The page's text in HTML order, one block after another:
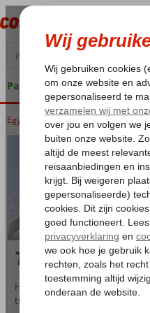
Pakketgarantie
Home
Egypte Rode Zee Sharm el Sheikh
Taba
Het kustplaatsje Taba stond
tussen Egypte en Israël.